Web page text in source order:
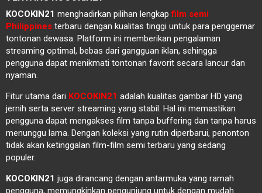
KOCOKIN21 menghadirkan pilihan lengkapfilm semi
Philippines terbaru dengan kualitas tinggi untuk para penggemar
tontonan dewasa. Platform ini memberikan pengalaman
streaming optimal, bebas dari gangguan iklan, sehingga
pengguna dapat menikmati tontonan favorit secara lancur dan
nyaman.
Fitur utama dari KOCOKIN21 adalah kualitas gambar HD yang
jernih serta server streaming yang stabil. Hal ini memastikan
pengguna dapat mengakses film tanpa buffering dan tanpa harus
menunggu lama. Dengan koleksi yang rutin diperbarui, penonton
tidak akan ketinggalan film-film semi terbaru yang sedang
populer.
KOCOKIN21 juga dirancang dengan antarmuka yang ramah
pengguna, memungkinkan pengunjung untuk dengan mudah